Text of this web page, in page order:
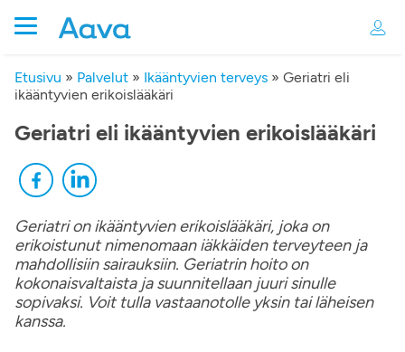
Etusivu » Palvelut » Ikääntyvien terveys » Geriatri eli
ikääntyvien erikoislääkäri
Geriatri eli ikääntyvien erikoislääkäri
Geriatri on ikääntyvien erikoislääkäri, joka on
erikoistunut nimenomaan iäkkäiden terveyteen ja
mahdollisiin sairauksiin. Geriatrin hoito on
kokonaisvaltaista ja suunnitellaan juuri sinulle
sopivaksi. Voit tulla vastaanotolle yksin tai läheisen
kanssa.